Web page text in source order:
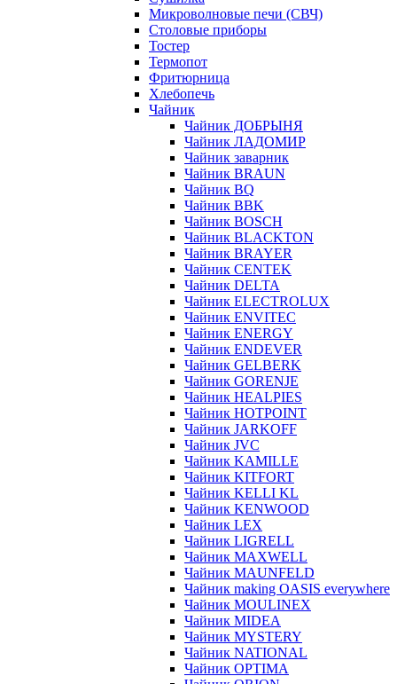
Микроволновые печи (СВЧ)
Столовые приборы
Тостер
Термопот
Фритюрница
Хлебопечь
Чайник
Чайник ДОБРЫНЯ
Чайник ЛАДОМИР
Чайник заварник
Чайник BRAUN
Чайник BQ
Чайник BBK
Чайник BOSCH
Чайник BLACKTON
Чайник BRAYER
Чайник CENTEK
Чайник DELTA
Чайник ELECTROLUX
Чайник ENVITEC
Чайник ENERGY
Чайник ENDEVER
Чайник GELBERK
Чайник GORENJE
Чайник HEALPIES
Чайник HOTPOINT
Чайник JARKOFF
Чайник JVC
Чайник KAMILLE
Чайник KITFORT
Чайник KELLI KL
Чайник KENWOOD
Чайник LEX
Чайник LIGRELL
Чайник MAXWELL
Чайник MAUNFELD
Чайник making OASIS everywhere
Чайник MOULINEX
Чайник MIDEA
Чайник MYSTERY
Чайник NATIONAL
Чайник OPTIMA